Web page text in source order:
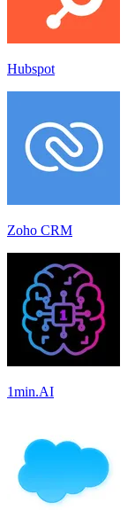
Hubspot
Zoho CRM
1min.AI